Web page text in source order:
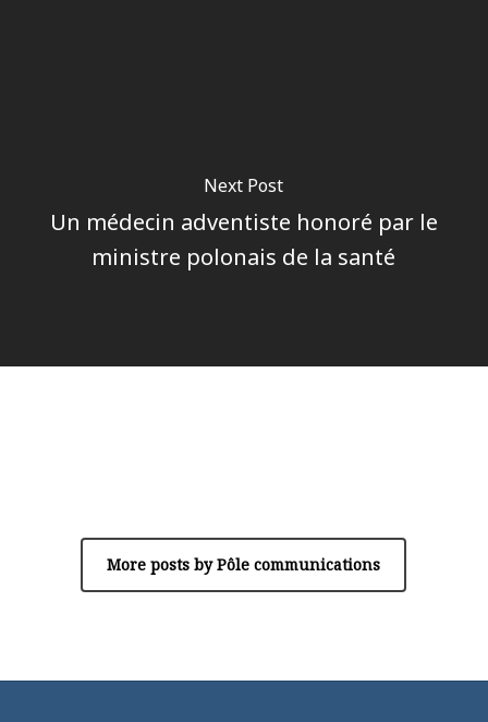
Next Post
Un médecin adventiste honoré par le
ministre polonais de la santé
More posts by Pôle communications